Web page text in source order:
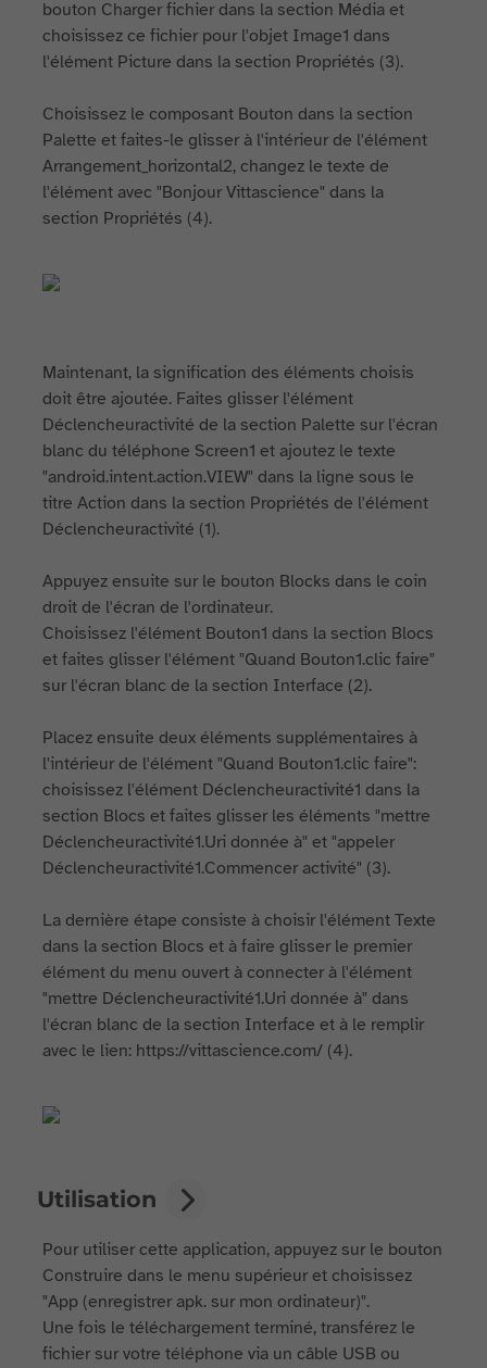
bouton Charger fichier dans la section Média et
choisissez ce fichier pour l'objet Image1 dans
l'élément Picture dans la section Propriétés (3).
Choisissez le composant Bouton dans la section
Palette et faites-le glisser à l'intérieur de l'élément
Arrangement_horizontal2, changez le texte de
l'élément avec "Bonjour Vittascience" dans la
section Propriétés (4).
Maintenant, la signification des éléments choisis
doit être ajoutée. Faites glisser l'élément
Déclencheuractivité de la section Palette sur l'écran
blanc du téléphone Screen1 et ajoutez le texte
"android.intent.action.VIEW" dans la ligne sous le
titre Action dans la section Propriétés de l'élément
Déclencheuractivité (1).
Appuyez ensuite sur le bouton Blocks dans le coin
droit de l'écran de l'ordinateur.
Choisissez l'élément Bouton1 dans la section Blocs
et faites glisser l'élément "Quand Bouton1.clic faire"
sur l'écran blanc de la section Interface (2).
Placez ensuite deux éléments supplémentaires à
l'intérieur de l'élément "Quand Bouton1.clic faire":
choisissez l'élément Déclencheuractivité1 dans la
section Blocs et faites glisser les éléments "mettre
Déclencheuractivité1.Uri donnée à" et "appeler
Déclencheuractivité1.Commencer activité" (3).
La dernière étape consiste à choisir l'élément Texte
dans la section Blocs et à faire glisser le premier
élément du menu ouvert à connecter à l'élément
"mettre Déclencheuractivité1.Uri donnée à" dans
l'écran blanc de la section Interface et à le remplir
avec le lien: https://vittascience.com/ (4).
Utilisation
Pour utiliser cette application, appuyez sur le bouton
Construire dans le menu supérieur et choisissez
"App (enregistrer apk. sur mon ordinateur)".
Une fois le téléchargement terminé, transférez le
fichier sur votre téléphone via un câble USB ou